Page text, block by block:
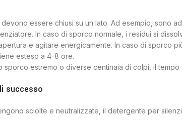
essere chiusi su un lato. Ad esempio, sono
In caso di sporco normale, i residui si
e agitare energicamente. In caso di sporco
esteso a 4-8 ore.
sporco estremo o diverse centinaia di colpi, il
successo
sciolte e neutralizzate, il detergente per